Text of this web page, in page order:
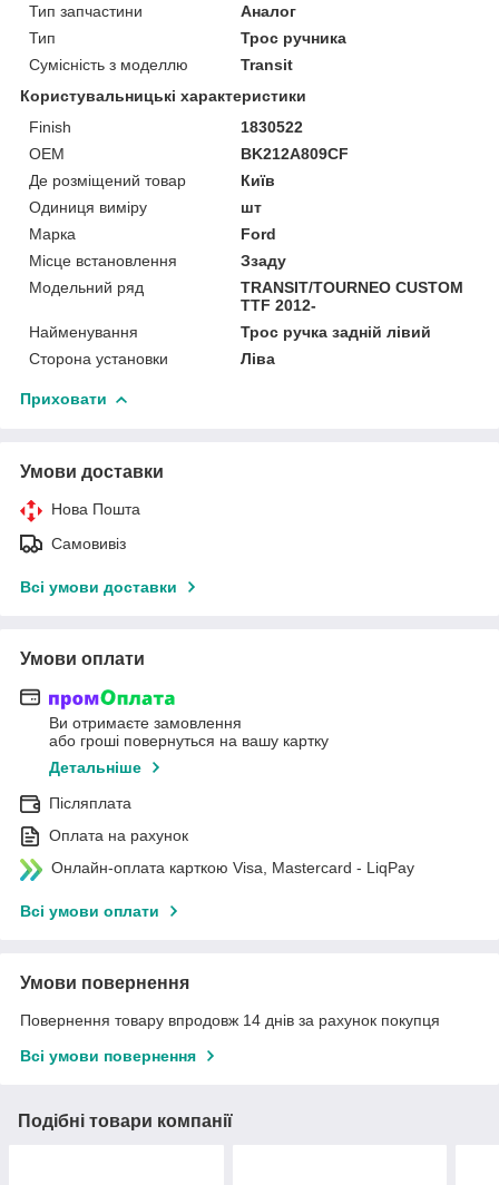
Тип запчастини
Аналог
Тип
Трос ручника
Сумісність з моделлю
Transit
Користувальницькі характеристики
Finish
1830522
OEM
BK212A809CF
Де розміщений товар
Київ
Одиниця виміру
шт
Марка
Ford
Місце встановлення
Ззаду
Модельний ряд
TRANSIT/TOURNEO CUSTOM
TTF 2012-
Найменування
Трос ручка задній лівий
Сторона установки
Ліва
Приховати
Умови доставки
Нова Пошта
Самовивіз
Всі умови доставки
Умови оплати
Ви отримаєте замовлення
або гроші повернуться на вашу картку
Детальніше
Післяплата
Оплата на рахунок
Онлайн-оплата карткою Visa, Mastercard - LiqPay
Всі умови оплати
Умови повернення
Повернення товару впродовж 14 днів за рахунок покупця
Всі умови повернення
Подібні товари компанії